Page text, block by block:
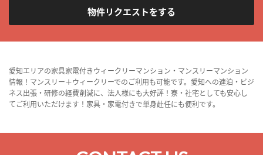
物件リクエストをする
愛知エリアの家具家電付きウィークリーマンション・マンスリーマンション
情報！マンスリー＋ウィークリーでのご利用も可能です。愛知への連泊・ビジ
ネス出張・研修の経費削減に、法人様にも大好評！寮・社宅としても安心し
てご利用いただけます！家具・家電付きで単身赴任にも便利です。